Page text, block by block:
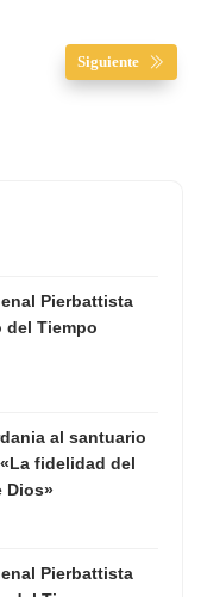
Siguiente
Pierbattista
del Tiempo
al santuario
fidelidad del
Pierbattista